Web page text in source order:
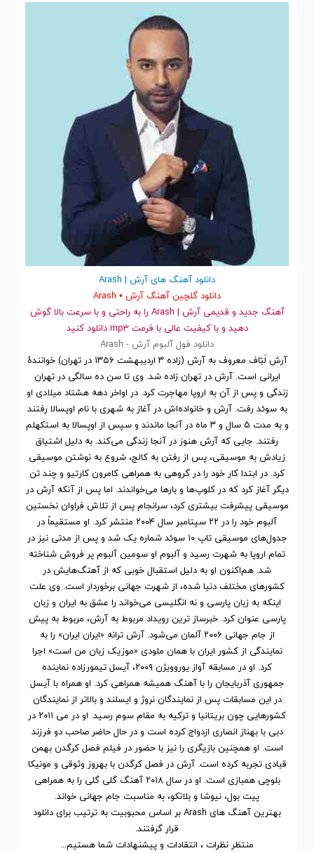
دانلود آهنگ های آرش | Arash
دانلود گلچین آهنگ آرش • Arash
آهنگ جدید
و قدیمی آرش | Arash را به راحتی و با سرعت بالا گوش
دهید و با کیفیت عالی با فرمت mp3 دانلود کنید
دانلود فول آلبوم آرش - Arash
آرش لَبّاف معروف به آرش (زاده ۳ اردیبهشت ۱۳۵۶ در تهران) خوانندهٔ
ایرانی است. آرش در تهران زاده شد. وی تا سن ده سالگی در تهران
زندگی و پس از آن به اروپا مهاجرت کرد. در اواخر دهه هشتاد میلادی او
به سوئد رفت. آرش و خانواده‌اش در آغاز به شهری با نام اوپسالا رفتند
و به مدت ۵ سال و ۳ ماه در آنجا ماندند و سپس از اوپسالا به استکهلم
رفتند. جایی که آرش هنوز در آنجا زندگی می‌کند. به دلیل اشتیاق
زیادش به موسیقی، پس از رفتن به کالج، شروع به نوشتن موسیقی
کرد. در ابتدا کار خود را در گروهی به همراهی کامرون کارتیو و چند تن
دیگر آغاز کرد که در کلوپ‌ها و بارها می‌خواندند. اما پس از آنکه آرش در
موسیقی پیشرفت بیشتری کرد، سرانجام پس از تلاش فراوان نخستین
آلبوم خود را در ۲۲ سپتامبر سال ۲۰۰۴ منتشر کرد. او مستقیماً در
جدول‌های موسیقی تاپ ۱۰ سوئد شماره یک شد و پس از مدتی نیز در
تمام اروپا به شهرت رسید و آلبوم او سومین آلبوم پر فروش شناخته
شد. هم‌اکنون او به دلیل استقبال خوبی که از آهنگ‌هایش در
کشورهای مختلف دنیا شده، از شهرت جهانی برخوردار است. وی علت
اینکه به زبان پارسی و نه انگلیسی می‌خواند را عشق به ایران و زبان
پارسی عنوان کرد. خبرساز ترین رویداد مربوط به آرش، مربوط به پیش
از جام جهانی ۲۰۰۶ آلمان می‌شود. آرش ترانه «ایران ایران» را به
نمایندگی از کشور ایران با همان ملودی «موزیک زبان من است» اجرا
کرد. او در مسابقه آواز یوروویژن ۲۰۰۹، آیسل تیمورزاده نماینده
جمهوری آذربایجان را با آهنگ همیشه همراهی کرد. او همراه با آیسل
در این مسابقات پس از نمایندگان نروژ و ایسلند و بالاتر از نمایندگان
کشورهایی چون بریتانیا و ترکیه به مقام سوم رسید. او در می ۲۰۱۱ در
دبی با بهناز انصاری ازدواج کرده است و در حال حاضر صاحب دو فرزند
است. او همچنین بازیگری را نیز با حضور در فیلم فصل کرگدن بهمن
قبادی تجربه کرده است. آرش در فصل کرگدن با بهروز وثوقی و مونیکا
بلوچی همبازی است. او در سال ۲۰۱۸ آهنگ گلی گلی را به همراهی
پیت بول، نیوشا و بلانکو، به مناسبت جام جهانی خواند.
بهترین آهنگ های Arash
بر اساس محبوبیتبه ترتیب برایدانلود
قرار گرفتند.
منتظر نظرات ، انتقادات و پیشنهادات شما هستیم...